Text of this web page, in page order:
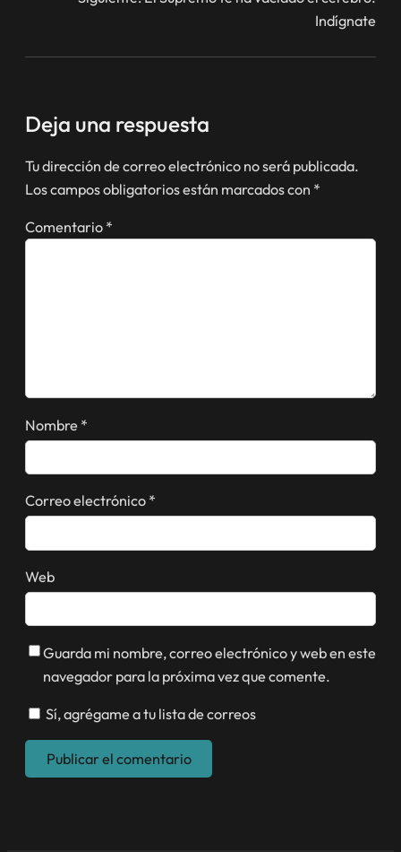
Indígnate
Deja una respuesta
Tu dirección de correo electrónico no será publicada.
Los campos obligatorios están marcados con *
Comentario *
Nombre *
Correo electrónico *
Web
Guarda mi nombre, correo electrónico y web en este
navegador para la próxima vez que comente.
Sí, agrégame a tu lista de correos